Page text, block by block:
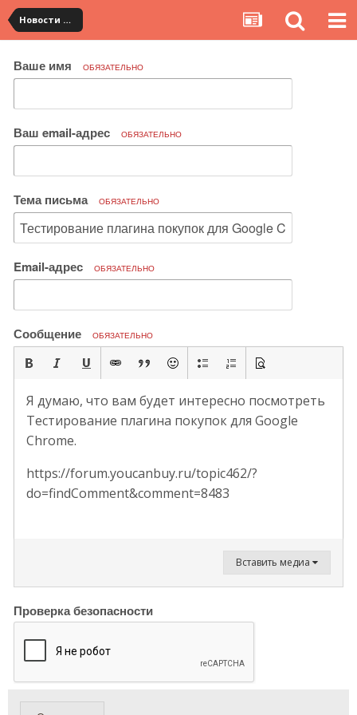
Новости сервиса
Ваше имя ОБЯЗАТЕЛЬНО
Ваш email-адрес ОБЯЗАТЕЛЬНО
Тема письма ОБЯЗАТЕЛЬНО
Email-адрес ОБЯЗАТЕЛЬНО
Сообщение ОБЯЗАТЕЛЬНО
Я думаю, что вам будет интересно посмотреть
Тестирование плагина покупок для Google
Chrome.
https://forum.youcanbuy.ru/topic462/?
do=findComment&comment=8483
Вставить медиа
Проверка безопасности